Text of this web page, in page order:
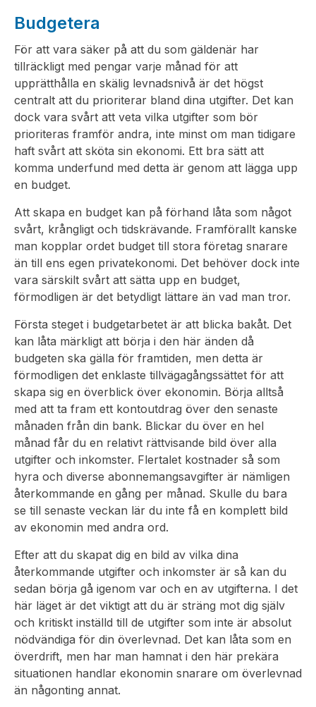
Budgetera
För att vara säker på att du som gäldenär har
tillräckligt med pengar varje månad för att
upprätthålla en skälig levnadsnivå är det högst
centralt att du prioriterar bland dina utgifter. Det kan
dock vara svårt att veta vilka utgifter som bör
prioriteras framför andra, inte minst om man tidigare
haft svårt att sköta sin ekonomi. Ett bra sätt att
komma underfund med detta är genom att lägga upp
en budget.
Att skapa en budget kan på förhand låta som något
svårt, krångligt och tidskrävande. Framförallt kanske
man kopplar ordet budget till stora företag snarare
än till ens egen privatekonomi. Det behöver dock inte
vara särskilt svårt att sätta upp en budget,
förmodligen är det betydligt lättare än vad man tror.
Första steget i budgetarbetet är att blicka bakåt. Det
kan låta märkligt att börja i den här änden då
budgeten ska gälla för framtiden, men detta är
förmodligen det enklaste tillvägagångssättet för att
skapa sig en överblick över ekonomin. Börja alltså
med att ta fram ett kontoutdrag över den senaste
månaden från din bank. Blickar du över en hel
månad får du en relativt rättvisande bild över alla
utgifter och inkomster. Flertalet kostnader så som
hyra och diverse abonnemangsavgifter är nämligen
återkommande en gång per månad. Skulle du bara
se till senaste veckan lär du inte få en komplett bild
av ekonomin med andra ord.
Efter att du skapat dig en bild av vilka dina
återkommande utgifter och inkomster är så kan du
sedan börja gå igenom var och en av utgifterna. I det
här läget är det viktigt att du är sträng mot dig själv
och kritiskt inställd till de utgifter som inte är absolut
nödvändiga för din överlevnad. Det kan låta som en
överdrift, men har man hamnat i den här prekära
situationen handlar ekonomin snarare om överlevnad
än någonting annat.